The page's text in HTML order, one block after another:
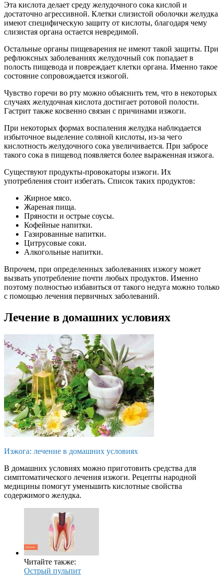
Эта кислота делает среду желудочного сока кислой и
достаточно агрессивной. Клетки слизистой оболочки желудка
имеют специфическую защиту от кислоты, благодаря чему
слизистая органа остается невредимой.
Остальные органы пищеварения не имеют такой защиты. При
рефлюксных заболеваниях желудочный сок попадает в
полость пищевода и повреждает клетки органа. Именно такое
состояние сопровождается изжогой.
Чувство горечи во рту можно объяснить тем, что в некоторых
случаях желудочная кислота достигает ротовой полости.
Гастрит также косвенно связан с причинами изжоги.
При некоторых формах воспаления желудка наблюдается
избыточное выделение соляной кислоты, из-за чего
кислотность желудочного сока увеличивается. При забросе
такого сока в пищевод появляется более выраженная изжога.
Существуют продукты-провокаторы изжоги. Их
употребления стоит избегать. Список таких продуктов:
Жирное мясо.
Жареная пища.
Пряности и острые соусы.
Кофейные напитки.
Газированные напитки.
Цитрусовые соки.
Алкогольные напитки.
Впрочем, при определенных заболеваниях изжогу может
вызвать употребление почти любых продуктов. Именно
поэтому полностью избавиться от такого недуга можно только
с помощью лечения первичных заболеваний.
Лечение в домашних условиях
Изжога: лечение в домашних условиях
В домашних условиях можно приготовить средства для
симптоматического лечения изжоги. Рецепты народной
медицины помогут уменьшить кислотные свойства
содержимого желудка.
Читайте также:
Острый пульпит